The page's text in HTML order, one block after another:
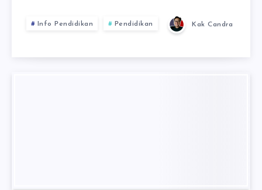
Info Pendidikan Pendidikan Kak Candra